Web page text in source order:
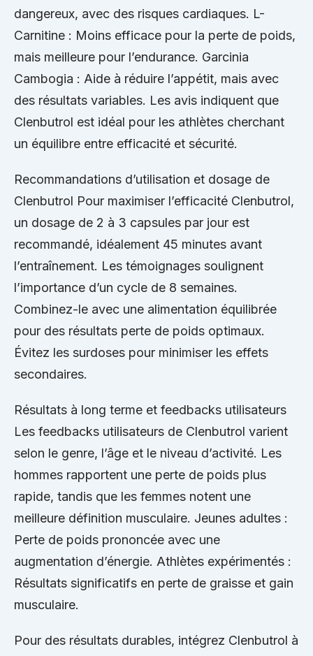
dangereux, avec des risques cardiaques. L-
Carnitine : Moins efficace pour la perte de poids,
mais meilleure pour l’endurance. Garcinia
Cambogia : Aide à réduire l’appétit, mais avec
des résultats variables. Les avis indiquent que
Clenbutrol est idéal pour les athlètes cherchant
un équilibre entre efficacité et sécurité.
Recommandations d’utilisation et dosage de
Clenbutrol Pour maximiser l’efficacité Clenbutrol,
un dosage de 2 à 3 capsules par jour est
recommandé, idéalement 45 minutes avant
l’entraînement. Les témoignages soulignent
l’importance d’un cycle de 8 semaines.
Combinez-le avec une alimentation équilibrée
pour des résultats perte de poids optimaux.
Évitez les surdoses pour minimiser les effets
secondaires.
Résultats à long terme et feedbacks utilisateurs
Les feedbacks utilisateurs de Clenbutrol varient
selon le genre, l’âge et le niveau d’activité. Les
hommes rapportent une perte de poids plus
rapide, tandis que les femmes notent une
meilleure définition musculaire. Jeunes adultes :
Perte de poids prononcée avec une
augmentation d’énergie. Athlètes expérimentés :
Résultats significatifs en perte de graisse et gain
musculaire.
Pour des résultats durables, intégrez Clenbutrol à